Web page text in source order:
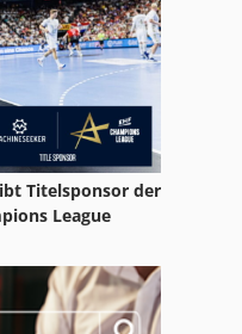
Titelsponsor der
League